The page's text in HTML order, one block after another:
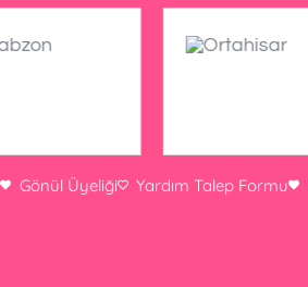
Gönül Üyeliği Yardım Talep Formu